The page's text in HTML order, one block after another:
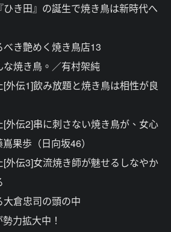
き田』の誕生で焼き鳥は新時代へ
き艶めく焼き鳥店13
焼き鳥。／有村架純
外伝1]飲み放題と焼き鳥は相性が良
外伝2]串に刺さない焼き鳥が、女心
果歩（日向坂46）
外伝3]女流焼き師が魅せるしなやか
倉忠司の頭の中
力拡大中！